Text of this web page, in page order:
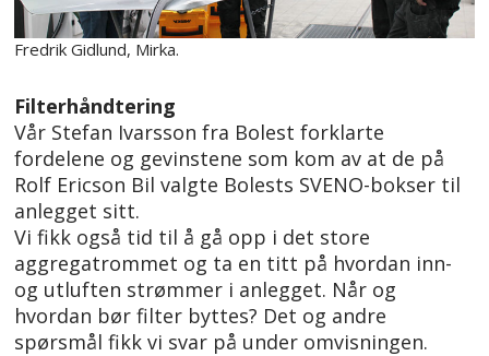
Fredrik Gidlund, Mirka.
Filterhåndtering
Vår Stefan Ivarsson fra Bolest forklarte
fordelene og gevinstene som kom av at de på
Rolf Ericson Bil valgte Bolests SVENO-bokser til
anlegget sitt.
Vi fikk også tid til å gå opp i det store
aggregatrommet og ta en titt på hvordan inn-
og utluften strømmer i anlegget. Når og
hvordan bør filter byttes? Det og andre
spørsmål fikk vi svar på under omvisningen.